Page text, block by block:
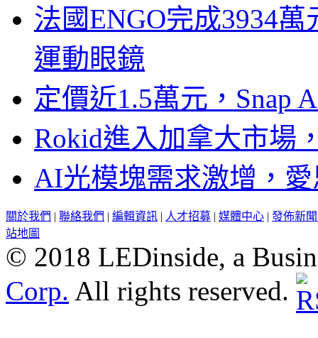
法國ENGO完成3934
運動眼鏡
定價近1.5萬元，Snap
Rokid進入加拿大市場
AI光模塊需求激增，
關於我們 | 聯絡我們 | 編輯資訊 | 人才招募 | 媒體中心 | 發佈新
站地圖
© 2018 LEDinside, a
Corp. All rights reserved.